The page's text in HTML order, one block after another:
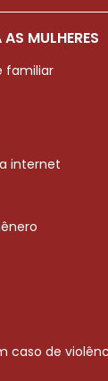
MULHERES
familiar
internet
caso de